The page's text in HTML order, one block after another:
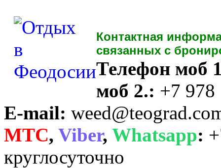
Контактная
связанных с
Телефон моб
моб 2.: +7 978
E-mail:
MTC, Viber, Whatsapp:
круглосуточно